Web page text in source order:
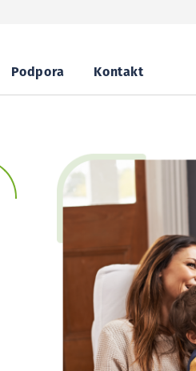
Podpora Kontakt